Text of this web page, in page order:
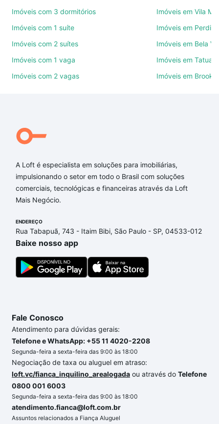
Use barra de busca no topo para pesquisar por
também pode usar os filtros como quantidade de
quartos, suítes, com ou sem vaga de garagem para
combinar perfeitamente com o preço, metragem e
festas ou área verde e encontrar Imóveis à venda
- Perdizes, São Paulo, SP?
Imóveis à venda em venancio aires - Perdizes, São
Paulo, SP que custam a partir de R$ 0 e com nossas
opções de financiamento imobiliário as parcelas
podem se adequar ao seu orçamento. Se ainda tem
de compra, veja em nosso portal
comprar um apartamento e conte com a gente para
comprar o imóvel dos seus sonhos com segurança e
conforto. Loft, com você até as chaves.
Imóveis com 3 dormitórios
Imóveis com 1 suíte
Imóveis com 2 suítes
Imóveis com 1 vaga
Imóveis com 2 vagas
Imóveis em Vila
Imóveis em
Imóveis em Bela
Imóveis em
Imóveis em
A Loft é especialista em soluções para imobiliárias,
impulsionando o setor em todo o Brasil com soluções
comerciais, tecnológicas e financeiras através da Loft
Mais Negócio.
ENDEREÇO
Rua Tabapuã, 743 - Itaim Bibi, São Paulo - SP, 04533-012
Baixe nosso app
Fale Conosco
Atendimento para dúvidas gerais:
Telefone e WhatsApp: +55 11 4020-2208
Segunda-feira a sexta-feira das 9:00 às 18:00
Negociação de taxa ou aluguel em atraso:
loft.vc/fianca_inquilino_arealogada ou através do Telefone
0800 001 6003
Segunda-feira a sexta-feira das 9:00 às 18:00
atendimento.fianca@loft.com.br
Assuntos relacionados a Fiança Aluguel